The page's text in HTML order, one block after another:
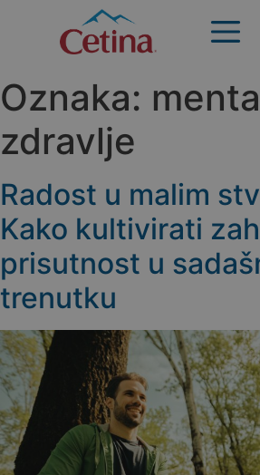
Oznaka:
zdravlje
Radost u malim
Kako kultivirati
prisutnost u
trenutku